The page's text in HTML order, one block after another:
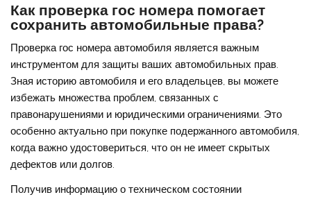
Как проверка гос номера помогает
сохранить автомобильные права?
Проверка гос номера автомобиля является важным
инструментом для защиты ваших автомобильных прав.
Зная историю автомобиля и его владельцев, вы можете
избежать множества проблем, связанных с
правонарушениями и юридическими ограничениями. Это
особенно актуально при покупке подержанного автомобиля,
когда важно удостовериться, что он не имеет скрытых
дефектов или долгов.
Получив информацию о техническом состоянии